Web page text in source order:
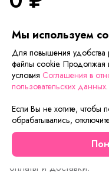
Если вам нужна только
воспользоваться
Заполните форму, и
перезвонит менеджер.
ответит на вопросы, а
оплаты и доставки.
Мы используем
Для повышения удобства
файлы cookie. Продолжая
условия Соглашения в
пользовательских данных.
Если Вы не хотите, чтобы
обрабатывались,